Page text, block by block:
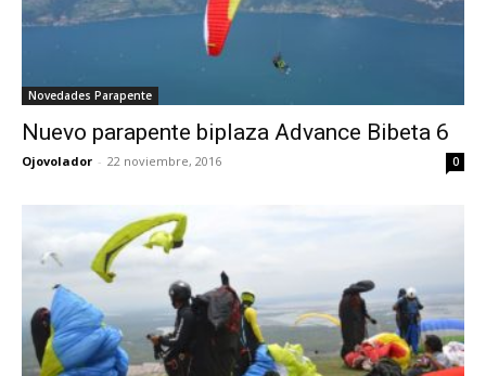
Novedades Parapente
Nuevo parapente biplaza Advance Bibeta 6
Ojovolador - 22 noviembre, 2016 0